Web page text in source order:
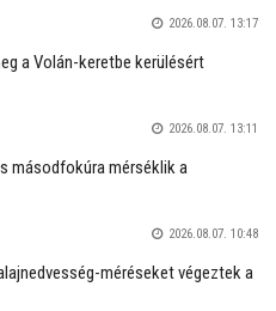
2026.08.07. 13:17
a Volán-keretbe kerülésért
2026.08.07. 13:11
másodfokúra mérséklik a
2026.08.07. 10:48
méréseket végeztek a